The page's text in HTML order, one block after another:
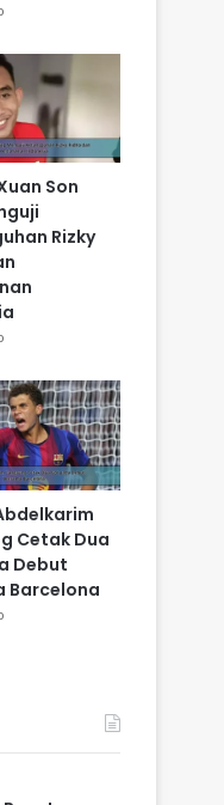
Son
Rizky
Cetak Dua
Debut
Barcelona